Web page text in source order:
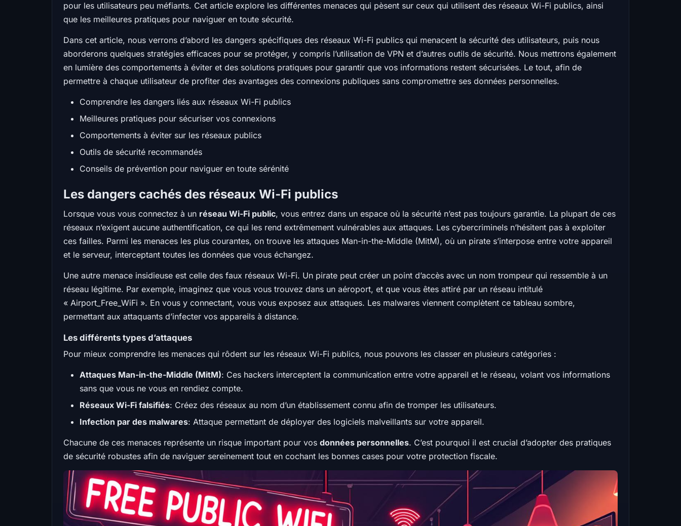
pour les utilisateurs peu méfiants. Cet article explore les différentes menaces qui pèsent sur ceux qui utilisent des réseaux Wi-Fi publics, ainsi
que les meilleures pratiques pour naviguer en toute sécurité.
Dans cet article, nous verrons d’abord les dangers spécifiques des réseaux Wi-Fi publics qui menacent la sécurité des utilisateurs, puis nous
aborderons quelques stratégies efficaces pour se protéger, y compris l’utilisation de VPN et d’autres outils de sécurité. Nous mettrons également
en lumière des comportements à éviter et des solutions pratiques pour garantir que vos informations restent sécurisées. Le tout, afin de
permettre à chaque utilisateur de profiter des avantages des connexions publiques sans compromettre ses données personnelles.
Comprendre les dangers liés aux réseaux Wi-Fi publics
Meilleures pratiques pour sécuriser vos connexions
Comportements à éviter sur les réseaux publics
Outils de sécurité recommandés
Conseils de prévention pour naviguer en toute sérénité
Les dangers cachés des réseaux Wi-Fi publics
Lorsque vous vous connectez à un réseau Wi-Fi public, vous entrez dans un espace où la sécurité n’est pas toujours garantie. La plupart de ces
réseaux n’exigent aucune authentification, ce qui les rend extrêmement vulnérables aux attaques. Les cybercriminels n’hésitent pas à exploiter
ces failles. Parmi les menaces les plus courantes, on trouve les attaques Man-in-the-Middle (MitM), où un pirate s’interpose entre votre appareil
et le serveur, interceptant toutes les données que vous échangez.
Une autre menace insidieuse est celle des faux réseaux Wi-Fi. Un pirate peut créer un point d’accès avec un nom trompeur qui ressemble à un
réseau légitime. Par exemple, imaginez que vous vous trouvez dans un aéroport, et que vous êtes attiré par un réseau intitulé
« Airport_Free_WiFi ». En vous y connectant, vous vous exposez aux attaques. Les malwares viennent complètent ce tableau sombre,
permettant aux attaquants d’infecter vos appareils à distance.
Les différents types d’attaques
Pour mieux comprendre les menaces qui rôdent sur les réseaux Wi-Fi publics, nous pouvons les classer en plusieurs catégories :
Attaques Man-in-the-Middle (MitM): Ces hackers interceptent la communication entre votre appareil et le réseau, volant vos informations
sans que vous ne vous en rendiez compte.
Réseaux Wi-Fi falsifiés: Créez des réseaux au nom d’un établissement connu afin de tromper les utilisateurs.
Infection par des malwares: Attaque permettant de déployer des logiciels malveillants sur votre appareil.
Chacune de ces menaces représente un risque important pour vos données personnelles. C’est pourquoi il est crucial d’adopter des pratiques
de sécurité robustes afin de naviguer sereinement tout en cochant les bonnes cases pour votre protection fiscale.